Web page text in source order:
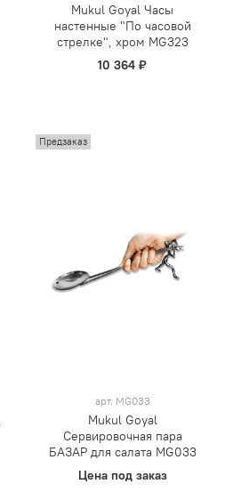
Mukul Goyal Часы
настенные "По часовой
стрелке", хром MG323
10 364 ₽
Предзаказ
арт. MG033
Mukul Goyal
Сервировочная пара
БАЗАР для салата MG033
Цена под заказ